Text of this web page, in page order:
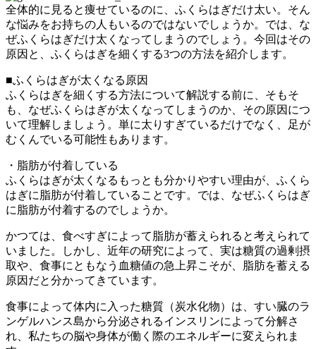
全体的に見ると痩せているのに、ふくらはぎだけ太い。そん
な悩みをお持ちの人もいるのではないでしょうか。では、な
ぜふくらはぎだけ太くなってしまうのでしょう。今回はその
原因と、ふくらはぎを細くする3つの方法を紹介します。
■ふくらはぎが太くなる原因
ふくらはぎを細くする方法について解説する前に、そもそ
も、なぜふくらはぎが太くなってしまうのか、その原因につ
いて理解しましょう。単に太りすぎているだけでなく、足が
むくんでいる可能性もあります。
・脂肪が付着している
ふくらはぎが太くなるもっとも分かりやすい理由が、ふくら
はぎに脂肪が付着していることです。では、なぜふくらはぎ
に脂肪が付着するのでしょうか。
かつては、食べすぎによって脂肪が蓄えられると考えられて
いました。しかし、近年の研究によって、実は糖質の過剰摂
取や、食事にともなう血糖値の急上昇こそが、脂肪を蓄える
原因だと分かってきています。
食事によって体内に入った糖質（炭水化物）は、すい臓のラ
ンゲルハンス島から分泌されるインスリンによって分解さ
れ、私たちの脳や身体が働く際のエネルギーに変えられま